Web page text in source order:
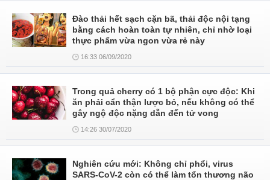
Đào thải hết sạch cặn bã, thải độc nội tạng
bằng cách hoàn toàn tự nhiên, chỉ nhờ loại
thực phẩm vừa ngon vừa rẻ này
16:33 06/09/2020
Trong quả cherry có 1 bộ phận cực độc: Khi
ăn phải cẩn thận lược bỏ, nếu không có thể
gây ngộ độc nặng dẫn đến tử vong
14:26 30/07/2020
Nghiên cứu mới: Không chỉ phổi, virus
SARS-CoV-2 còn có thể làm tổn thương não